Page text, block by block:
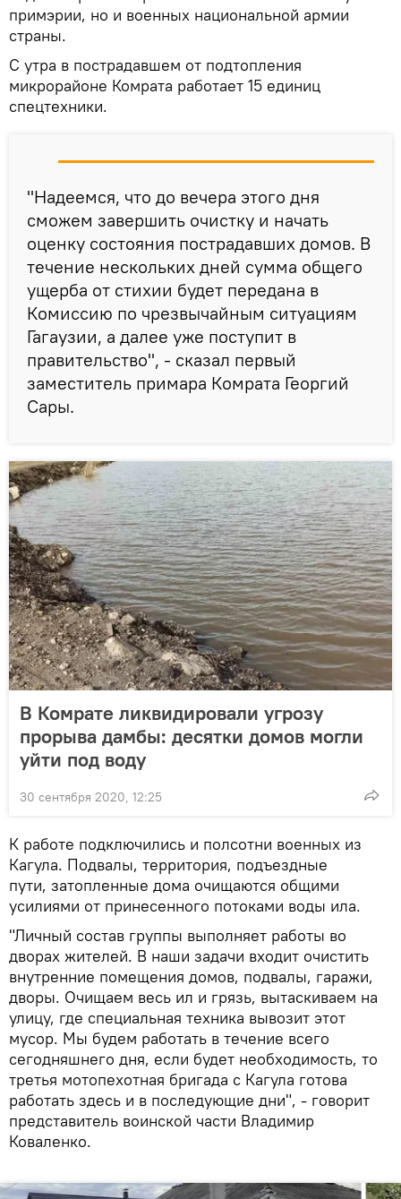
примэрии, но и военных национальной армии
страны.
С утра в пострадавшем от подтопления
микрорайоне Комрата работает 15 единиц
спецтехники.
"Надеемся, что до вечера этого дня
сможем завершить очистку и начать
оценку состояния пострадавших домов. В
течение нескольких дней сумма общего
ущерба от стихии будет передана в
Комиссию по чрезвычайным ситуациям
Гагаузии, а далее уже поступит в
правительство", - сказал первый
заместитель примара Комрата Георгий
Сары.
В Комрате ликвидировали угрозу
прорыва дамбы: десятки домов могли
уйти под воду
30 сентября 2020, 12:25
К работе подключились и полсотни военных из
Кагула. Подвалы, территория, подъездные
пути, затопленные дома очищаются общими
усилиями от принесенного потоками воды ила.
"Личный состав группы выполняет работы во
дворах жителей. В наши задачи входит очистить
внутренние помещения домов, подвалы, гаражи,
дворы. Очищаем весь ил и грязь, вытаскиваем на
улицу, где специальная техника вывозит этот
мусор. Мы будем работать в течение всего
сегодняшнего дня, если будет необходимость, то
третья мотопехотная бригада с Кагула готова
работать здесь и в последующие дни", - говорит
представитель воинской части Владимир
Коваленко.